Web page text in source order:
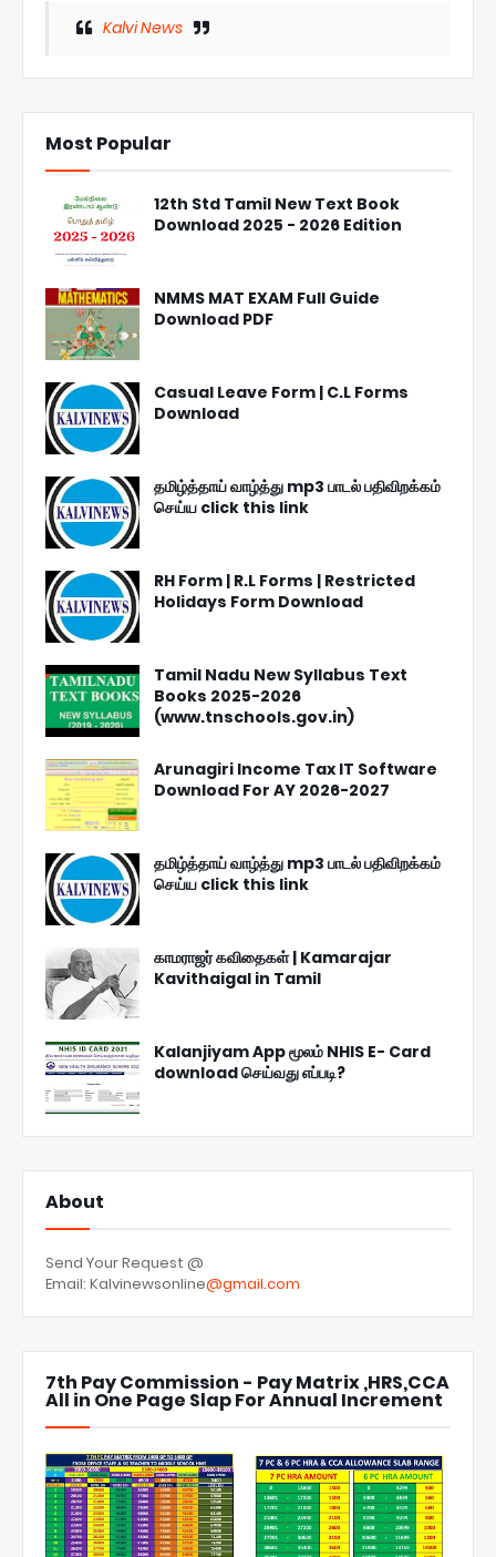
Kalvi News
Most Popular
12th Std Tamil New Text Book
Download 2025 - 2026 Edition
NMMS MAT EXAM Full Guide
Download PDF
Casual Leave Form | C.L Forms
Download
தமிழ்த்தாய் வாழ்த்து mp3 பாடல் பதிவிறக்கம்
செய்ய click this link
RH Form | R.L Forms | Restricted
Holidays Form Download
Tamil Nadu New Syllabus Text
Books 2025-2026
(www.tnschools.gov.in)
Arunagiri Income Tax IT Software
Download For AY 2026-2027
தமிழ்த்தாய் வாழ்த்து mp3 பாடல் பதிவிறக்கம்
செய்ய click this link
காமராஜர் கவிதைகள் | Kamarajar
Kavithaigal in Tamil
Kalanjiyam App மூலம் NHIS E- Card
download செய்வது எப்படி?
About
Send Your Request @
Email: Kalvinewsonline@gmail.com
7th Pay Commission - Pay Matrix ,HRS,CCA
All in One Page Slap For Annual Increment